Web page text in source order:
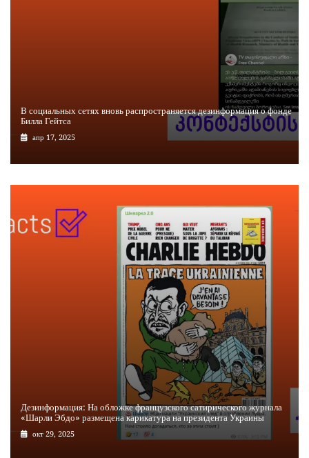
В социальных сетях вновь распространяется дезинформация о фонде
Билла Гейтса
апр 17, 2025
Дезинформация: На обложке французского сатирического журнала
«Шарли Эбдо» размещена карикатура на президента Украины
окт 29, 2025